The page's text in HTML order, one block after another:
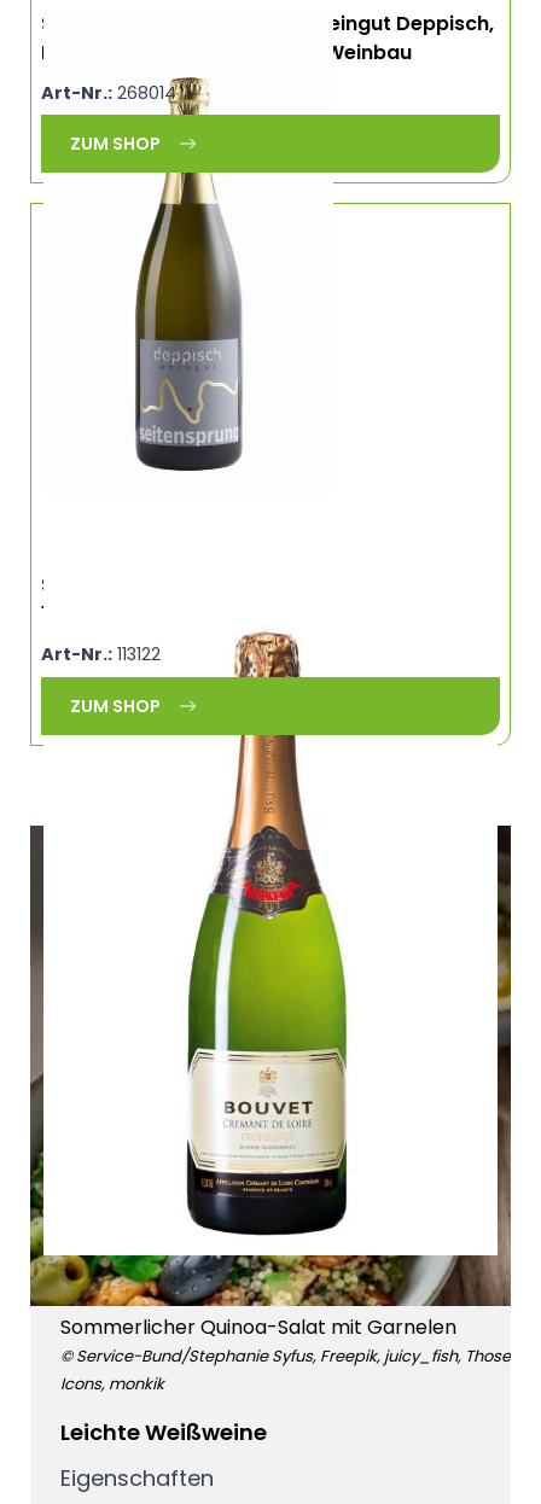
Secco Weiß, Seitensprung, Weingut Deppisch,
Biodynamisch, ökologischer Weinbau
Art-Nr.:268014
ZUM SHOP
Schaumwein Crémant de Loire Blanc Brut
12,5%vol. BOUVET
Art-Nr.:113122
ZUM SHOP
Leichte Weißweine
Eigenschaften
Sommerlicher Quinoa-Salat mit Garnelen
© Service-Bund/Stephanie Syfus, Freepik, juicy_fish, Those
Icons, monkik